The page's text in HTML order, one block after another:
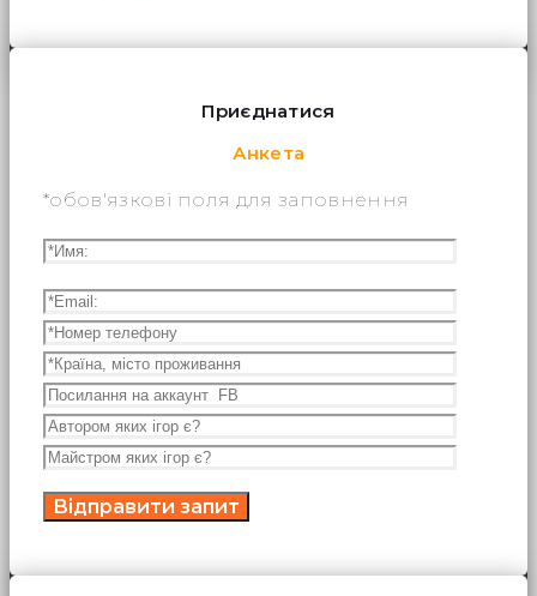
Приєднатися
Анкета
*обов'язкові поля для заповнення